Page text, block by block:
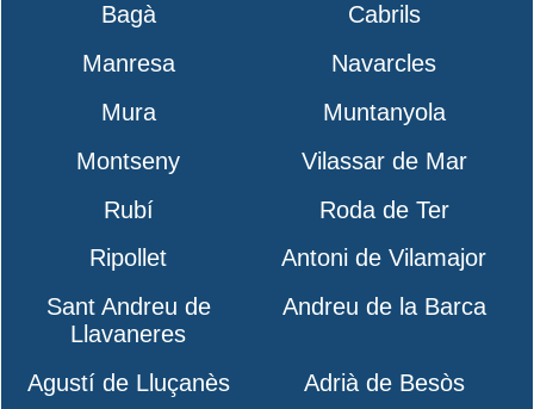
Bagà
Cabrils
Manresa
Navarcles
Mura
Muntanyola
Montseny
Vilassar de Mar
Rubí
Roda de Ter
Ripollet
Antoni de Vilamajor
Sant Andreu de
Llavaneres
Andreu de la Barca
Agustí de Lluçanès
Adrià de Besòs